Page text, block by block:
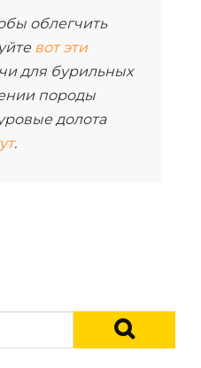
облегчить
вот эти
для бурильных
породы
долота
.